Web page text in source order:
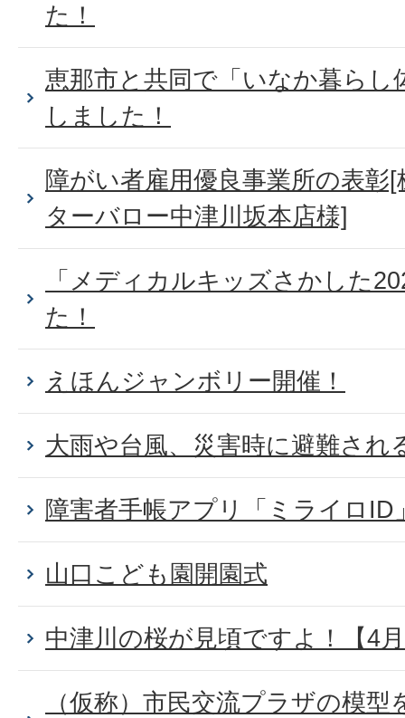
た！
恵那市と共同で「いなか暮らし
しました！
障がい者雇用優良事業所の表彰
ターバロー中津川坂本店様]
「メディカルキッズさかした
た！
えほんジャンボリー開催！
大雨や台風、災害時に避難され
障害者手帳アプリ「ミライロID
山口こども園開園式
中津川の桜が見頃ですよ！【4
（仮称）市民交流プラザの模